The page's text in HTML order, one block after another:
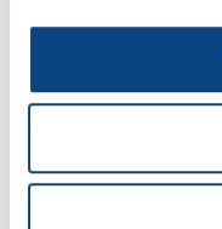
RUMPUPUTKI SN8
200/176/6000